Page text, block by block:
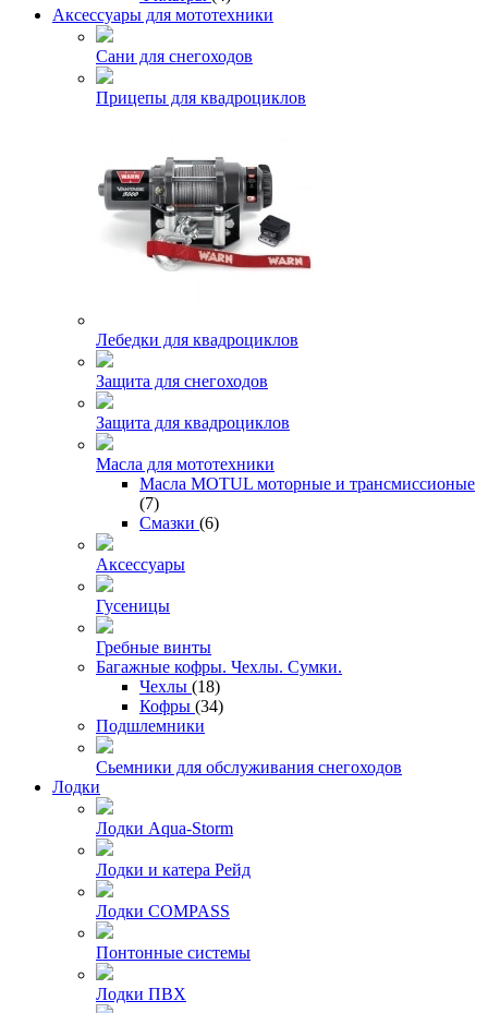
Аксессуары для мототехники
Сани для снегоходов
Прицепы для квадроциклов
Лебедки для квадроциклов
Защита для снегоходов
Защита для квадроциклов
Масла для мототехники
Масла MOTUL моторные и трансмиссионые
(7)
Смазки (6)
Аксессуары
Гусеницы
Гребные винты
Багажные кофры. Чехлы. Сумки.
Чехлы (18)
Кофры (34)
Подшлемники
Сьемники для обслуживания снегоходов
Лодки
Лодки Aqua-Storm
Лодки и катера Рейд
Лодки COMPASS
Понтонные системы
Лодки ПВХ